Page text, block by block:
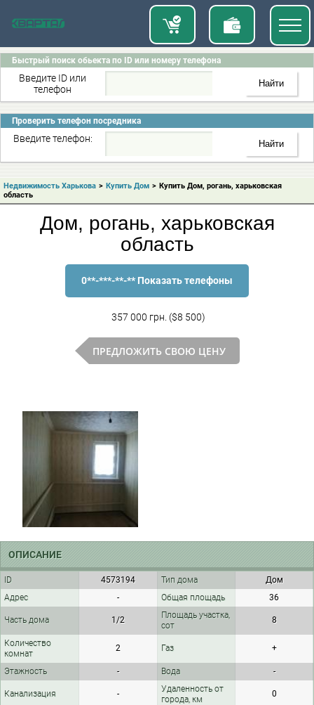
Быстрый поиск обьекта по ID или номеру телефона
Введите ID или
телефон
Проверить телефон посредника
Введите телефон:
Недвижимость Харькова > Купить Дом > Купить Дом, рогань, харьковская
область
Дом, рогань, харьковская
область
0**-***-**-** Показать телефоны
357 000 грн. ($8 500)
ПРЕДЛОЖИТЬ СВОЮ ЦЕНУ
ОПИСАНИЕ
ID 4573194 Тип дома
Дом
Адрес
- Общая площадь 36
Часть дома 1/2
Площадь участка,
сот
8
Количество
комнат
2 Газ +
Этажность - Вода -
Канализация -
Удаленность от
города, км
0